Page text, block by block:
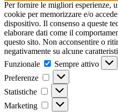
Per fornire le migliori esperienze,
cookie per memorizzare e/o
dispositivo. Il consenso a queste
elaborare dati come il
questo sito. Non acconsentire o
negativamente su alcune
Funzionale
Funzionale
Sempre attivo
Preferenze
Preferenze
Statistiche Statistiche
Marketing Marketing